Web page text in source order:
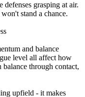
grasping at air.
stand a chance.
and balance
level all affect how
through contact,
upfield - it makes